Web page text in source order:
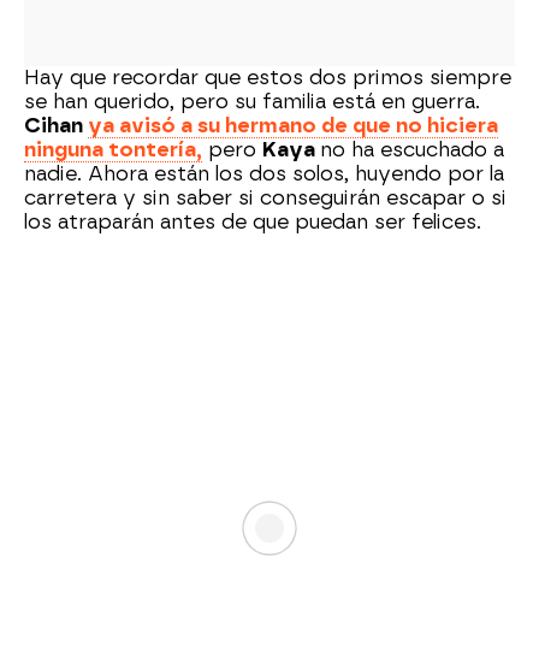
Hay que recordar que estos dos primos siempre
se han querido, pero su familia está en guerra.
Cihan ya avisó a su hermano de que no hiciera
ninguna tontería, pero Kaya no ha escuchado a
nadie. Ahora están los dos solos, huyendo por la
carretera y sin saber si conseguirán escapar o si
los atraparán antes de que puedan ser felices.